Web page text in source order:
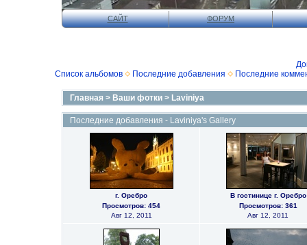
САЙТ ФОРУМ
Список альбомов
Последние добавления Последние
Главная > Ваши фотки > Laviniya
Последние добавления - Laviniya's Gallery
г. Оребро
Просмотров: 454
Авг 12, 2011
В гостинице г. Оребро
Просмотров: 361
Авг 12, 2011